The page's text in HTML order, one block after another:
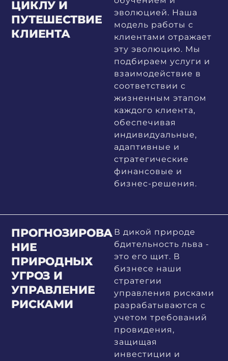
ЦИКЛУ И
ПУТЕШЕСТВИЕ
КЛИЕНТА
эволюцией. Наша
модель работы с
клиентами отражает
эту эволюцию. Мы
подбираем услуги и
взаимодействие в
соответствии с
жизненным этапом
каждого клиента,
обеспечивая
индивидуальные,
адаптивные и
стратегические
финансовые и
бизнес-решения.
ПРОГНОЗИРОВА
НИЕ
ПРИРОДНЫХ
УГРОЗ И
УПРАВЛЕНИЕ
РИСКАМИ
В дикой природе
бдительность льва -
это его щит. В
бизнесе наши
стратегии
управления рисками
разрабатываются с
учетом требований
провидения,
защищая
инвестиции и